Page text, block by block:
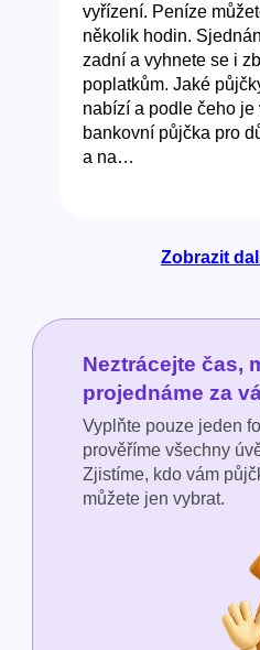
vyřízení. Peníze
několik hodin.
zadní a vyhnete se i
poplatkům. Jaké
nabízí a podle čeho je
bankovní půjčka pro
a na…
Zobrazit
Neztrácejte čas,
projednáme za
Vyplňte pouze jeden
prověříme všechny
Zjistíme, kdo vám
můžete jen vybrat.